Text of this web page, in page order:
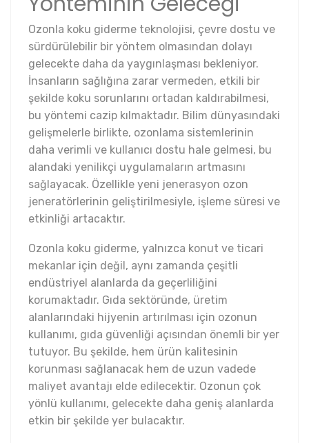
Ozonla koku giderme teknolojisi, çevre dostu ve
sürdürülebilir bir yöntem olmasından dolayı
gelecekte daha da yaygınlaşması bekleniyor.
İnsanların sağlığına zarar vermeden, etkili bir
şekilde koku sorunlarını ortadan kaldırabilmesi,
bu yöntemi cazip kılmaktadır. Bilim dünyasındaki
gelişmelerle birlikte, ozonlama sistemlerinin
daha verimli ve kullanıcı dostu hale gelmesi, bu
alandaki yenilikçi uygulamaların artmasını
sağlayacak. Özellikle yeni jenerasyon ozon
jeneratörlerinin geliştirilmesiyle, işleme süresi ve
etkinliği artacaktır.
Ozonla koku giderme, yalnızca konut ve ticari
mekanlar için değil, aynı zamanda çeşitli
endüstriyel alanlarda da geçerliliğini
korumaktadır. Gıda sektöründe, üretim
alanlarındaki hijyenin artırılması için ozonun
kullanımı, gıda güvenliği açısından önemli bir yer
tutuyor. Bu şekilde, hem ürün kalitesinin
korunması sağlanacak hem de uzun vadede
maliyet avantajı elde edilecektir. Ozonun çok
yönlü kullanımı, gelecekte daha geniş alanlarda
etkin bir şekilde yer bulacaktır.